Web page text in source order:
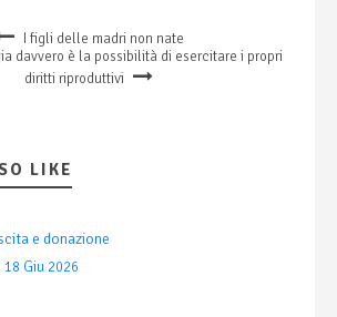
I figli delle madri non nate
davvero è la possibilità di esercitare i propri
diritti riproduttivi
LIKE
e donazione
18 Giu 2026